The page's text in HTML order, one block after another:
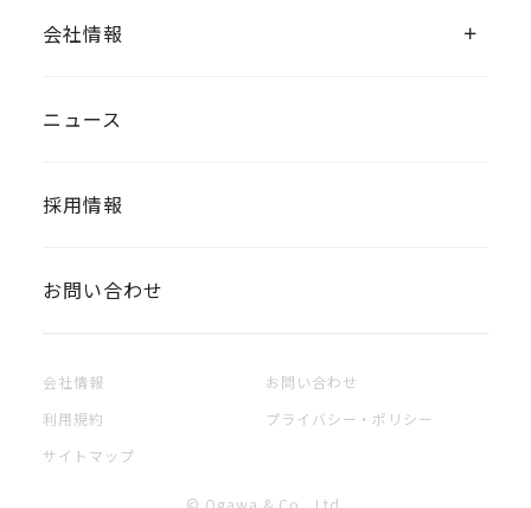
会社情報
ニュース
採用情報
お問い合わせ
会社情報
お問い合わせ
利用規約
プライバシー・ポリシー
サイトマップ